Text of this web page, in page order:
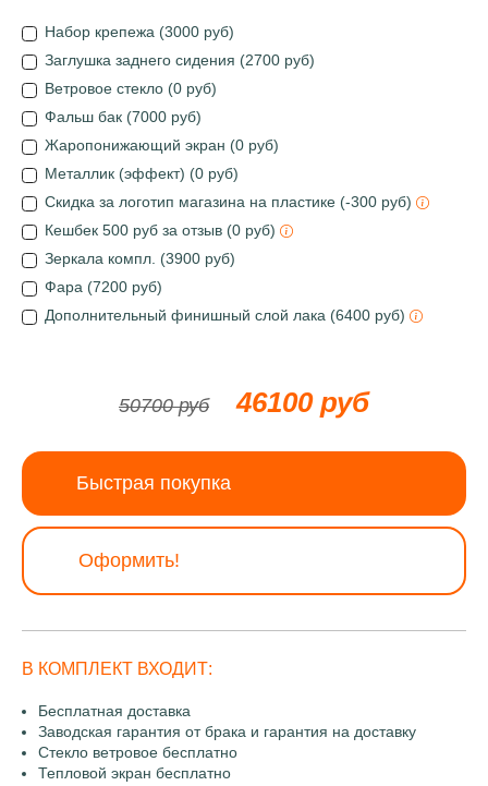
Набор крепежа (3000 руб)
Заглушка заднего сидения (2700 руб)
Ветровое стекло (0 руб)
Фальш бак (7000 руб)
Жаропонижающий экран (0 руб)
Металлик (эффект) (0 руб)
Скидка за логотип магазина на пластике (-300 руб)
Кешбек 500 руб за отзыв (0 руб)
Зеркала компл. (3900 руб)
Фара (7200 руб)
Дополнительный финишный слой лака (6400 руб)
50700 руб 46100 руб
Быстрая покупка
Оформить!
В КОМПЛЕКТ ВХОДИТ:
Бесплатная доставка
Заводская гарантия от брака и гарантия на доставку
Стекло ветровое бесплатно
Тепловой экран бесплатно